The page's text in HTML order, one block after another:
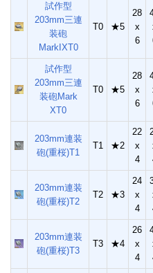
試作型
203mm三連
装砲
MarkIXT0
T0 ★5
28
x
6
試作型
203mm三連
装砲Mark
XT0
T0 ★5
28
x
6
203mm連装
砲(重桜)T1
T1 ★2
22
x
4
203mm連装
砲(重桜)T2
T2 ★3
24
x
4
203mm連装
砲(重桜)T3
T3 ★4
26
x
4